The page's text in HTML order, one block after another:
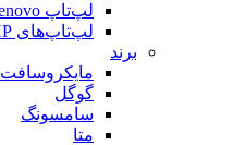
لپ‌تاپ Lenovo
لپ‌تاپ‌های HP
برند
مایکروسافت
گوگل
سامسونگ
متا